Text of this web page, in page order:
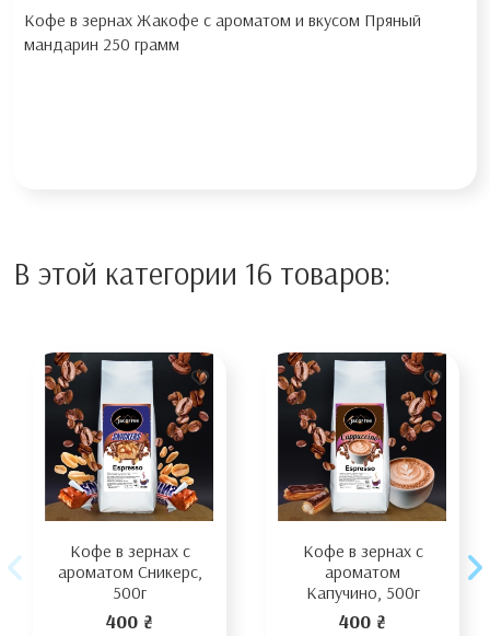
Кофе в зернах Жакофе с ароматом и вкусом Пряный
мандарин 250 грамм
В этой категории 16 товаров:
Кофе в зернах с
ароматом Сникерс,
500г
400 ₴
Кофе в зернах с
ароматом
Капучино, 500г
400 ₴